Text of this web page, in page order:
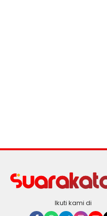
Ikuti kami di